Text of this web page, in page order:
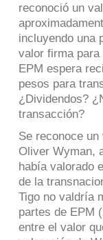
reconoció un
incluyendo una
valor firma para
EPM espera
pesos para
¿Dividendos?
transacción?
Se reconoce
Oliver Wyman,
había valorado
de la
Tigo no valdría
partes de EPM
entre el valor